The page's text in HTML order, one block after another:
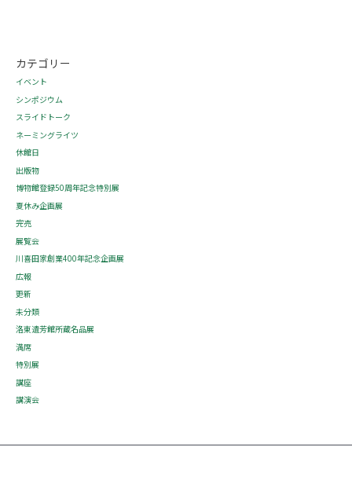
カテゴリー
イベント
シンポジウム
スライドトーク
ネーミングライツ
休館日
出版物
博物館登録50周年記念特別展
夏休み企画展
完売
展覧会
川喜田家創業400年記念企画展
広報
更新
未分類
洛東遺芳館所蔵名品展
満席
特別展
講座
講演会